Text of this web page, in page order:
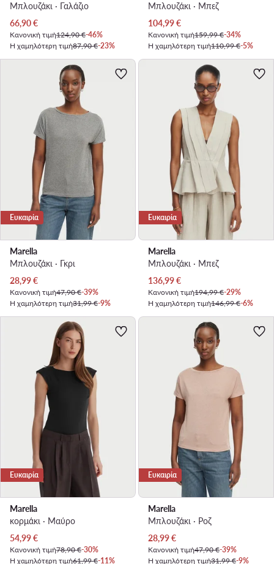
Μπλουζάκι · Γαλάζιο
Τρέχουσα τιμή
66,90€
Κανονική τιμή124,90 €-46%
Η χαμηλότερη τιμή87,90 €-23%
Μπλουζάκι · Μπεζ
Τρέχουσα τιμή
104,99€
Κανονική τιμή159,99 €-34%
Η χαμηλότερη τιμή110,99 €-5%
Ευκαιρία
Marella
Μπλουζάκι · Γκρι
Τρέχουσα τιμή
28,99€
Κανονική τιμή47,90 €-39%
Η χαμηλότερη τιμή31,99 €-9%
Ευκαιρία
Marella
Μπλουζάκι · Μπεζ
Τρέχουσα τιμή
136,99€
Κανονική τιμή194,99 €-29%
Η χαμηλότερη τιμή146,99 €-6%
Ευκαιρία
Marella
κορμάκι · Μαύρο
Τρέχουσα τιμή
54,99€
Κανονική τιμή78,90 €-30%
Η χαμηλότερη τιμή61,99 €-11%
Ευκαιρία
Marella
Μπλουζάκι · Ροζ
Τρέχουσα τιμή
28,99€
Κανονική τιμή47,90 €-39%
Η χαμηλότερη τιμή31,99 €-9%